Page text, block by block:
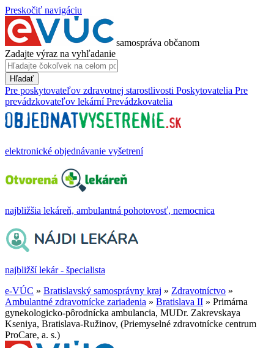
Preskočiť navigáciu
samospráva občanom
Zadajte výraz na vyhľadanie
Hľadať
Pre poskytovateľov zdravotnej starostlivosti Poskytovatelia Pre
prevádzkovateľov lekární Prevádzkovatelia
elektronické objednávanie vyšetrení
najbližšia lekáreň, ambulantná pohotovosť, nemocnica
najbližší lekár - špecialista
e-VÚC » Bratislavský samosprávny kraj » Zdravotníctvo »
Ambulantné zdravotnícke zariadenia » Bratislava II » Primárna
gynekologicko-pôrodnícka ambulancia, MUDr. Zakrevskaya
Kseniya, Bratislava-Ružinov, (Priemyselné zdravotnícke centrum
ProCare, a. s.)